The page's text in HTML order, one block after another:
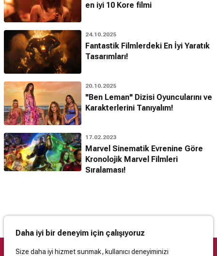
en iyi 10 Kore filmi
24.10.2025
Fantastik Filmlerdeki En İyi Yaratık
Tasarımları!
20.10.2025
"Ben Leman" Dizisi Oyuncularını ve
Karakterlerini Tanıyalım!
17.02.2023
Marvel Sinematik Evrenine Göre
Kronolojik Marvel Filmleri
Sıralaması!
Daha iyi bir deneyim için çalışıyoruz
Size daha iyi hizmet sunmak, kullanıcı deneyiminizi